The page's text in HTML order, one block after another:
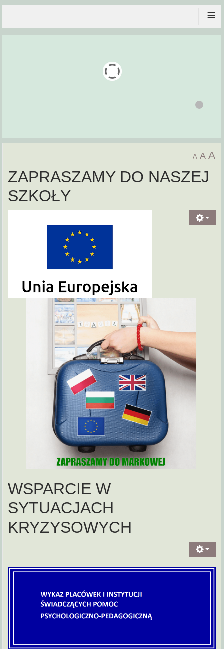
≡
A A A
ZAPRASZAMY DO NASZEJ
SZKOŁY
WSPARCIE W
SYTUACJACH
KRYZYSOWYCH